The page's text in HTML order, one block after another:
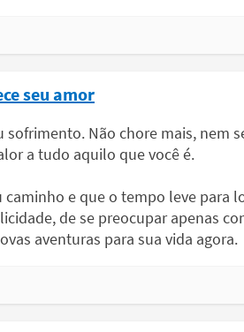
seu amor
Não chore mais, nem
a tudo aquilo que você é.
caminho e que o tempo leve para
de se preocupar apenas
aventuras para sua vida agora.